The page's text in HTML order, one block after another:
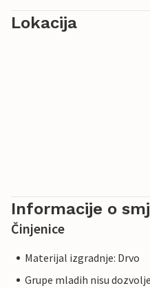
Lokacija
Informacije o
Činjenice
Materijal izgradnje: Drvo
Grupe mladih nisu